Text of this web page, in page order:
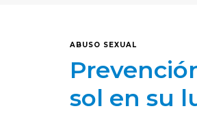
ABUSO SEXUAL
sol en su